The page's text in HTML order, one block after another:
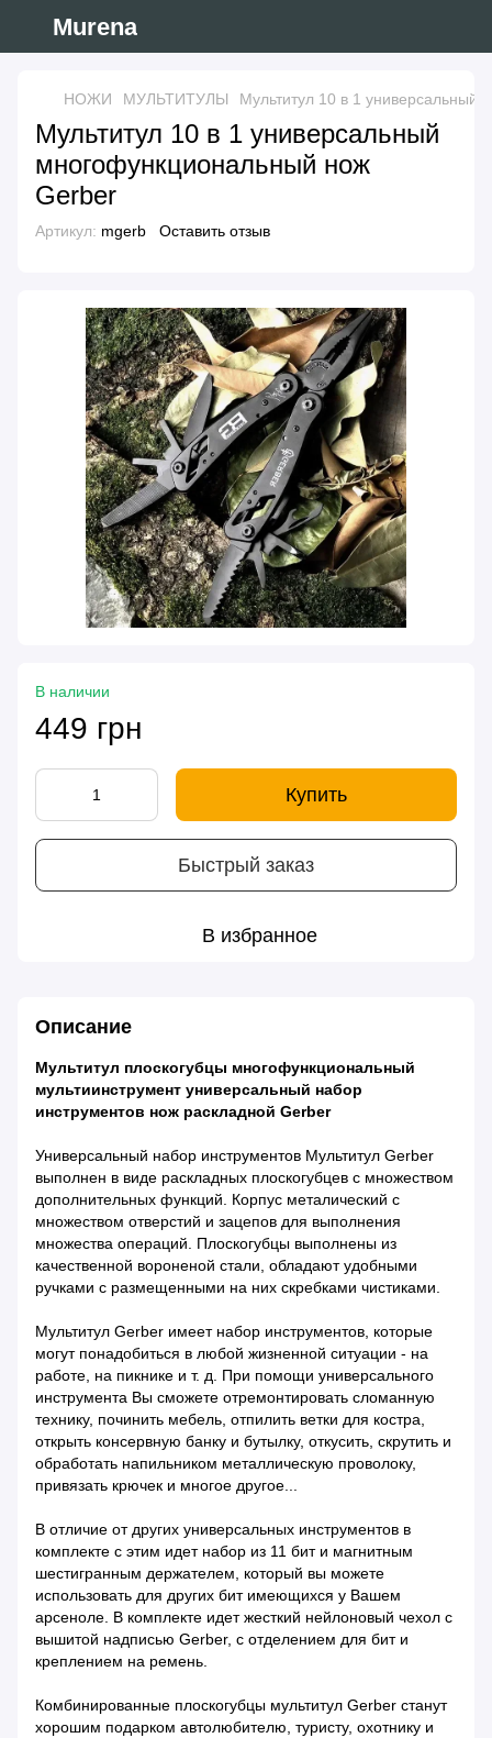
Murena
НОЖИ МУЛЬТИТУЛЫ Мультитул 10 в 1 универсальный
Мультитул 10 в 1 универсальный
многофункциональный нож
Gerber
Артикул: mgerb Оставить отзыв
В наличии
449 грн
Купить
Быстрый заказ
В избранное
Описание
Мультитул плоскогубцы многофункциональный
мультиинструмент универсальный набор
инструментов нож раскладной Gerber
Универсальный набор инструментов Мультитул Gerber
выполнен в виде раскладных плоскогубцев с множеством
дополнительных функций. Корпус металический с
множеством отверстий и зацепов для выполнения
множества операций. Плоскогубцы выполнены из
качественной вороненой стали, обладают удобными
ручками с размещенными на них скребками чистиками.
Мультитул Gerber имеет набор инструментов, которые
могут понадобиться в любой жизненной ситуации - на
работе, на пикнике и т. д. При помощи универсального
инструмента Вы сможете отремонтировать сломанную
технику, починить мебель, отпилить ветки для костра,
открыть консервную банку и бутылку, откусить, скрутить и
обработать напильником металлическую проволоку,
привязать крючек и многое другое...
В отличие от других универсальных инструментов в
комплекте с этим идет набор из 11 бит и магнитным
шестигранным держателем, который вы можете
использовать для других бит имеющихся у Вашем
арсеноле. В комплекте идет жесткий нейлоновый чехол с
вышитой надписью Gerber, c отделением для бит и
креплением на ремень.
Комбинированные плоскогубцы мультитул Gerber станут
хорошим подарком автолюбителю, туристу, охотнику и